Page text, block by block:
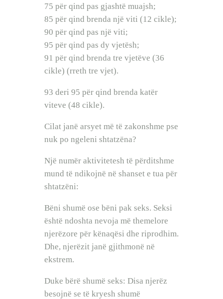
75 për qind pas gjashtë muajsh;
85 për qind brenda një viti (12 cikle);
90 për qind pas një viti;
95 për qind pas dy vjetësh;
91 për qind brenda tre vjetëve (36
cikle) (rreth tre vjet).
93 deri 95 për qind brenda katër
viteve (48 cikle).
Cilat janë arsyet më të zakonshme pse
nuk po ngeleni shtatzëna?
Një numër aktivitetesh të përditshme
mund të ndikojnë në shanset e tua për
shtatzëni:
Bëni shumë ose bëni pak seks. Seksi
është ndoshta nevoja më themelore
njerëzore për kënaqësi dhe riprodhim.
Dhe, njerëzit janë gjithmonë në
ekstrem.
Duke bërë shumë seks: Disa njerëz
besojnë se të kryesh shumë